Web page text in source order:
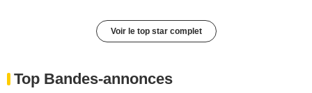
Voir le top star complet
Top Bandes-annonces